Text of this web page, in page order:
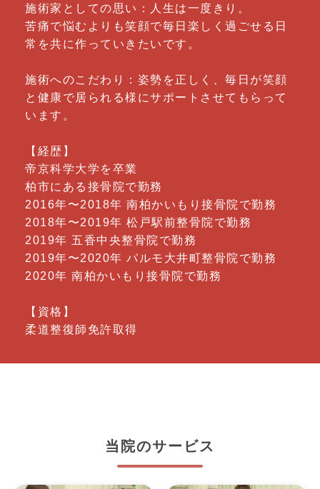
施術家としての思い：人生は一度きり。
苦痛で悩むよりも笑顔で毎日楽しく過ごせる日
常を共に作っていきたいです。
施術へのこだわり：姿勢を正しく、毎日が笑顔
と健康で居られる様にサポートさせてもらって
います。
【経歴】
帝京科学大学を卒業
柏市にある接骨院で勤務
2016年〜2018年 南柏かいもり接骨院で勤務
2018年〜2019年 松戸駅前整骨院で勤務
2019年 五香中央整骨院で勤務
2019年〜2020年 パルモ大井町整骨院で勤務
2020年 南柏かいもり接骨院で勤務
【資格】
柔道整復師免許取得
当院のサービス